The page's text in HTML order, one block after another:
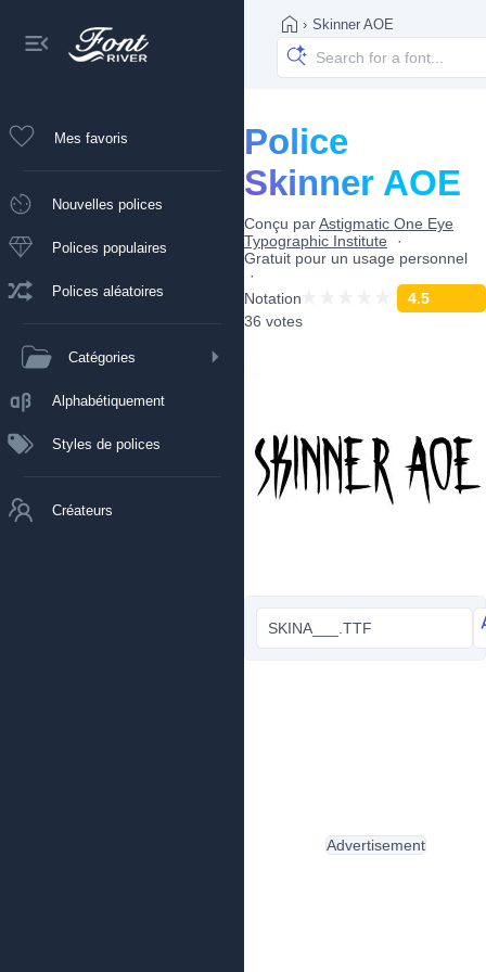
Mes favoris
Nouvelles polices
Polices populaires
Polices aléatoires
Catégories
Alphabétiquement
Styles de polices
Créateurs
› Skinner AOE
Police
Skinner AOE
Conçu parAstigmatic One Eye
Typographic Institute
Gratuit pour un usage personnel
Notation
4.5
36 votes
SKINA___.TTF
Advertisement